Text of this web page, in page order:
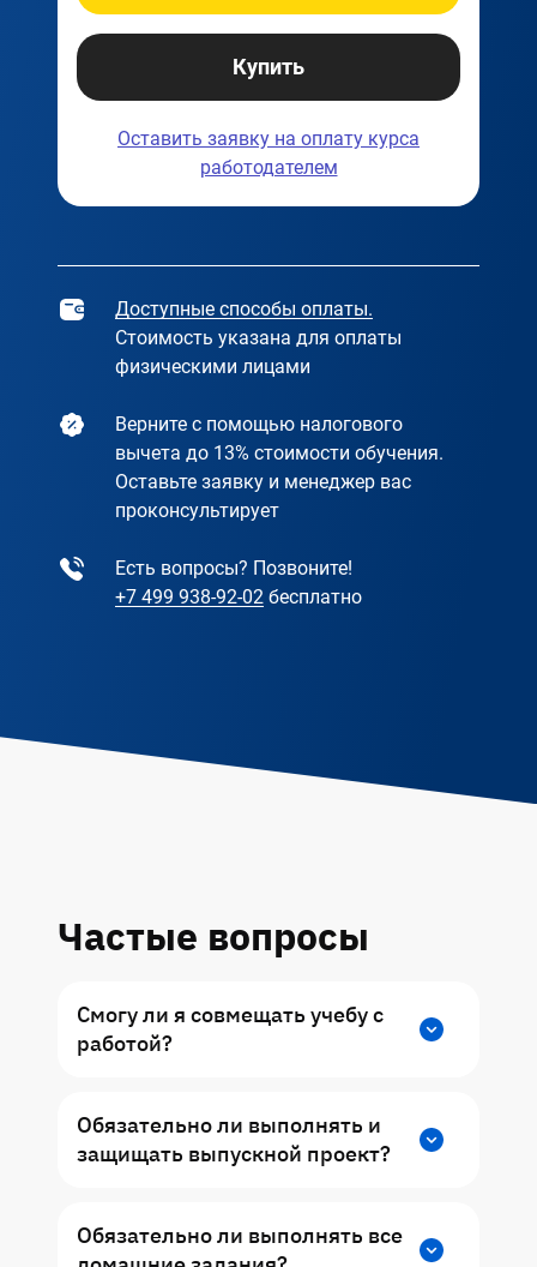
Купить
Оставить заявку на оплату курса
работодателем
Доступные способы оплаты.
Стоимость указана для оплаты
физическими лицами
Верните с помощью налогового
вычета до 13% стоимости обучения.
Оставьте заявку и менеджер вас
проконсультирует
Есть вопросы? Позвоните!
+7 499 938-92-02 бесплатно
Частые вопросы
Смогу ли я совмещать учебу с
работой?
студентов, у которых мало времени.
Лекции проводим дважды в неделю,
Обязательно ли выполнять и
защищать выпускной проект?
(удостоверение повышения
Обязательно ли выполнять все